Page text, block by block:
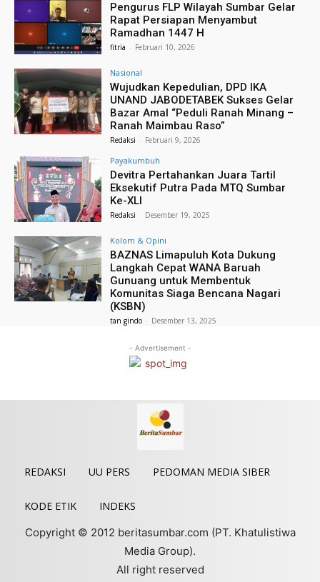
Pengurus FLP Wilayah Sumbar Gelar
Rapat Persiapan Menyambut
Ramadhan 1447 H
fitria - Februari 10, 2026
Nasional
Wujudkan Kepedulian, DPD IKA
UNAND JABODETABEK Sukses Gelar
Bazar Amal “Peduli Ranah Minang –
Ranah Maimbau Raso”
Redaksi - Februari 9, 2026
Payakumbuh
Devitra Pertahankan Juara Tartil
Eksekutif Putra Pada MTQ Sumbar
Ke-XLI
Redaksi - Desember 19, 2025
Kolom & Opini
BAZNAS Limapuluh Kota Dukung
Langkah Cepat WANA Baruah
Gunuang untuk Membentuk
Komunitas Siaga Bencana Nagari
(KSBN)
tan gindo - Desember 13, 2025
- Advertisement -
REDAKSI UU PERS PEDOMAN MEDIA SIBER
KODE ETIK
INDEKS
Copyright © 2012 beritasumbar.com (PT. Khatulistiwa
Media Group).
All right reserved